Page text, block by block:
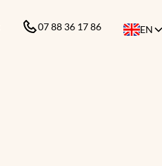
07 88 36 17 86 EN